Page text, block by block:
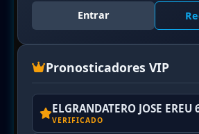
Entrar
Pronosticadores VIP
ELGRANDATERO JOSE EREU
VERIFICADO